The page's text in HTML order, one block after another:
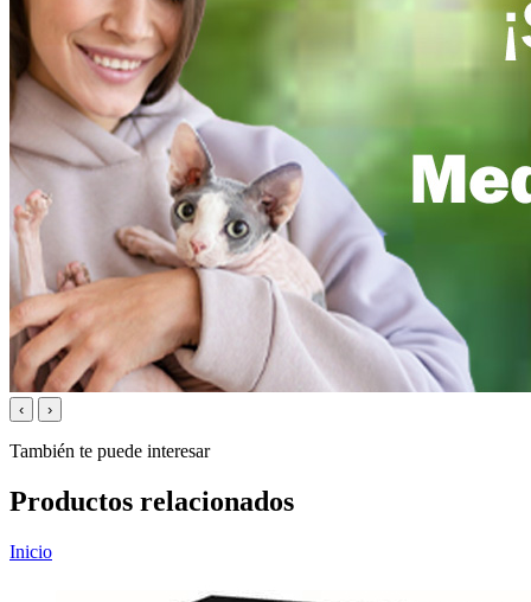
‹ ›
También te puede interesar
Productos relacionados
Inicio